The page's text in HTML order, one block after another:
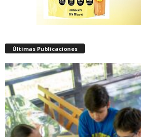
Últimas Publicaciones